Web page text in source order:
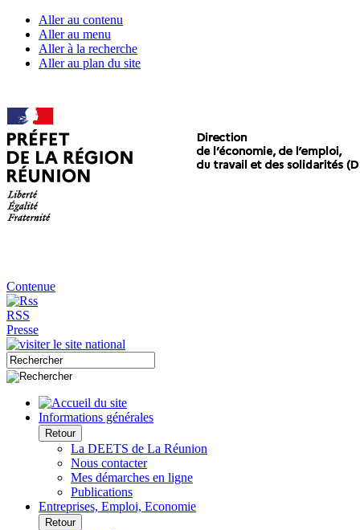
Aller au contenu
Aller au menu
Aller à la recherche
Aller au plan du site
Contenue
RSS
Presse
Informations générales
Retour
La DEETS de La Réunion
Nous contacter
Mes démarches en ligne
Publications
Entreprises, Emploi, Economie
Retour